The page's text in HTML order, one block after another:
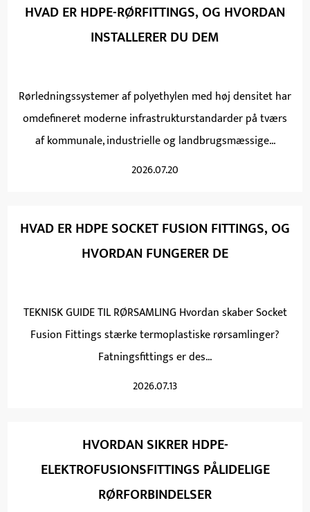
HVAD ER HDPE-RØRFITTINGS, OG HVORDAN
INSTALLERER DU DEM
Rørledningssystemer af polyethylen med høj densitet har
omdefineret moderne infrastrukturstandarder på tværs
af kommunale, industrielle og landbrugsmæssige...
2026.07.20
HVAD ER HDPE SOCKET FUSION FITTINGS, OG
HVORDAN FUNGERER DE
TEKNISK GUIDE TIL RØRSAMLING Hvordan skaber Socket
Fusion Fittings stærke termoplastiske rørsamlinger?
Fatningsfittings er des...
2026.07.13
HVORDAN SIKRER HDPE-
ELEKTROFUSIONSFITTINGS PÅLIDELIGE
RØRFORBINDELSER